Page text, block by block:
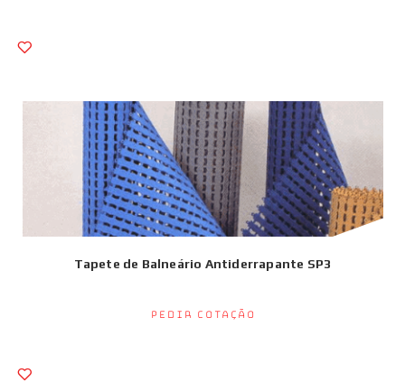
Tapete de Balneário Antiderrapante SP3
Pedir Cotação